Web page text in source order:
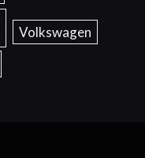
Volkswagen